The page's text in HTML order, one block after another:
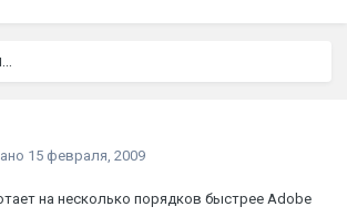
15 февраля, 2009
на несколько порядков быстрее Adobe